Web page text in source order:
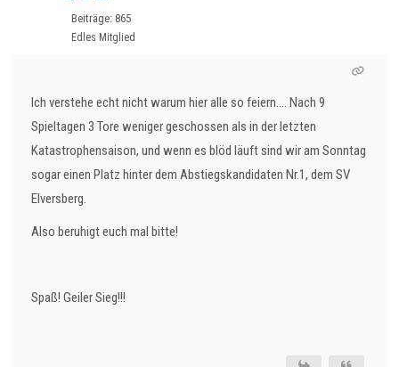
Beiträge: 865
Edles Mitglied
Ich verstehe echt nicht warum hier alle so feiern.... Nach 9
Spieltagen 3 Tore weniger geschossen als in der letzten
Katastrophensaison, und wenn es blöd läuft sind wir am Sonntag
sogar einen Platz hinter dem Abstiegskandidaten Nr.1, dem SV
Elversberg.
Also beruhigt euch mal bitte!
Spaß! Geiler Sieg!!!